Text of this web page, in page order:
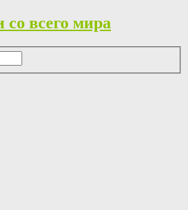
со всего мира